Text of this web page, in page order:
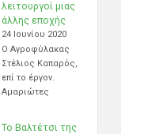
λειτουργοί μιας
άλλης εποχής
24 Ιουνίου 2020
Ο Αγροφύλακας
Στέλιος Καπαρός,
επί το έργον.
Αμαριώτες
Το Βαλτέτσι της